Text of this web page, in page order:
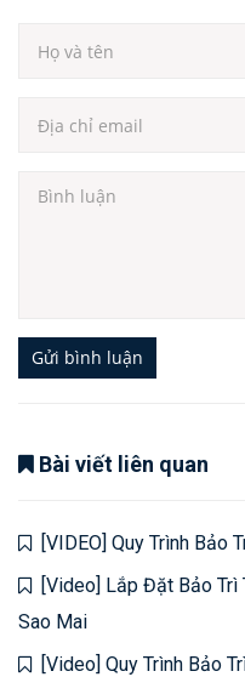
Gửi bình luận
Bài viết liên quan
[VIDEO] Quy Trình Bảo
[Video] Lắp Đặt Bảo
Sao Mai
[Video] Quy Trình Bảo